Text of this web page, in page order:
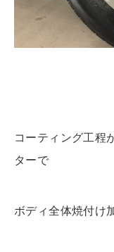
コーティング工程
ターで
ボディ全体焼付け